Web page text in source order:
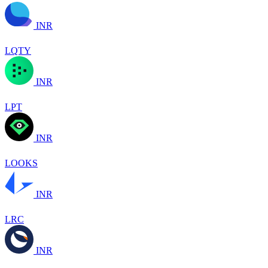
INR
LQTY
INR
LPT
INR
LOOKS
INR
LRC
INR